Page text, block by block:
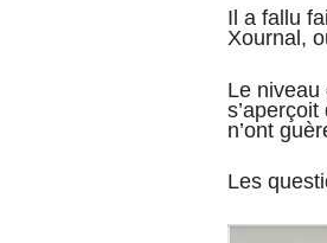
Il a fallu
Xournal,
Le niveau
n’ont
Les